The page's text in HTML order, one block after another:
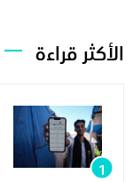
الأكثر قراءة